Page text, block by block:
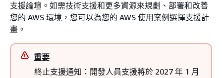
支援論壇。如需技術支援和更多資源來規劃、部署和改善
您的 AWS 環境，您可以為您的 AWS 使用案例選擇支援計
畫。
重要
終止支援通知：開發人員支援將於 2027 年 1 月